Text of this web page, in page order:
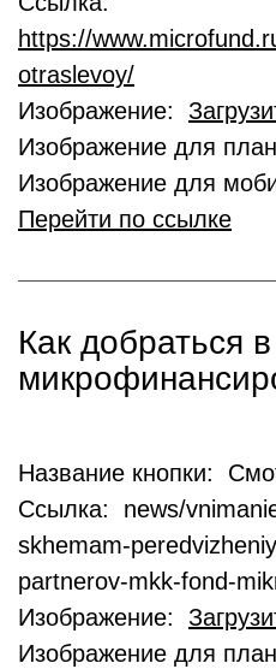
https://
otraslevoy/
Изображение:
Изображение для
Изображение для
Перейти по ссылке
Как добраться
Название кнопки:
Ссылка: news/
skhemam-
partnerov-mkk-fond-
Изображение:
Изображение для